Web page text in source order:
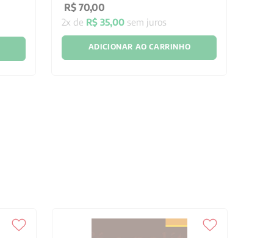
R$ 70,00
2x de R$ 35,00 sem juros
ADICIONAR AO CARRINHO